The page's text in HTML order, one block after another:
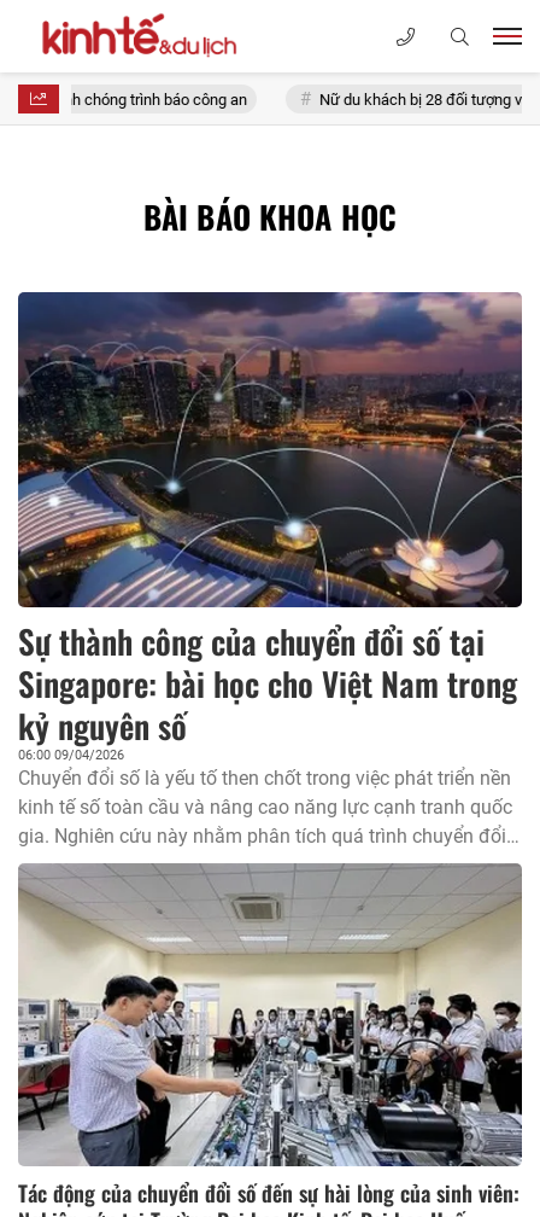
chóng trình báo công an Nữ du khách bị 28 đối tượng vây ráp,
BÀI BÁO KHOA HỌC
Sự thành công của chuyển đổi số tại
Singapore: bài học cho Việt Nam trong
kỷ nguyên số
06:00 09/04/2026
Chuyển đổi số là yếu tố then chốt trong việc phát triển nền
kinh tế số toàn cầu và nâng cao năng lực cạnh tranh quốc
gia. Nghiên cứu này nhằm phân tích quá trình chuyển đổi
số tại Singapore, đánh giá các yếu tố thành công và rút ra
bài học cho Việt Nam. Kết quả nghiên cứu cho thấy,
Singapore đã đạt được thành công đáng kể trong chuyển
đổi số nhờ vào các sáng kiến chiến lược, đầu tư vào hạ
tầng số và phát triển nguồn nhân lực kỹ thuật số. Tuy
nhiên, quốc gia này vẫn đối mặt với các thách thức
Tác động của chuyển đổi số đến sự hài lòng của sinh viên: